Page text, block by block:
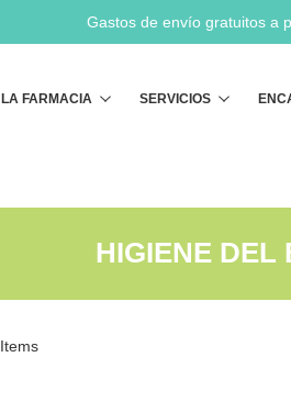
Gastos de envío gratuitos a
LA FARMACIA SERVICIOS
HIGIENE DEL